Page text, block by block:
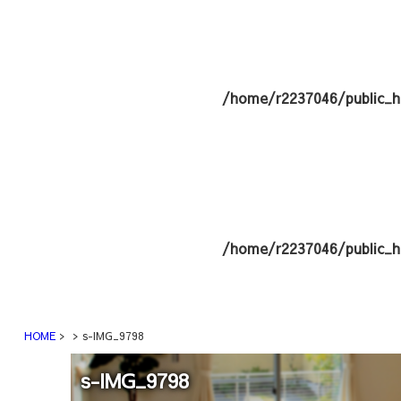
/home/r2237046/
/home/r2237046/
HOME s-IMG_9798
s-IMG_9798